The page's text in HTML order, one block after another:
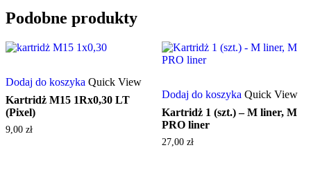
Podobne produkty
Dodaj do koszyka Quick View
Kartridż M15 1Rx0,30 LT
(Pixel)
9,00 zł
Dodaj do koszyka Quick View
Kartridż 1 (szt.) – M liner, M
PRO liner
27,00 zł